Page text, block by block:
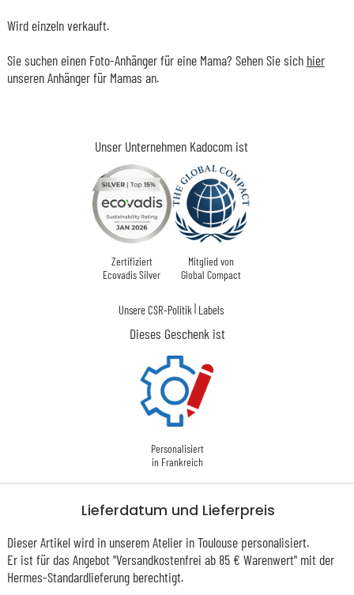
Unser Unternehmen Kadocom ist
Zertifiziert
Ecovadis Silver
Mitglied von
Global Compact
Unsere CSR-Politik | Labels
Dieses Geschenk ist
Personalisiert
in Frankreich
Wird einzeln verkauft.
Sie suchen einen Foto-Anhänger für eine Mama? Sehen Sie sich hier
unseren Anhänger für Mamas an.
Lieferdatum und Lieferpreis
Dieser Artikel wird in unserem Atelier in Toulouse personalisiert.
Er ist für das Angebot "Versandkostenfrei ab 85 € Warenwert" mit der
Hermes-Standardlieferung berechtigt.